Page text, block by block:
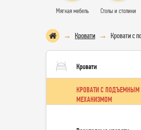
Мягкая мебель Столы и столики
Кровати Кровати с
Кровати
КРОВАТИ С ПОДЪЕМНЫМ
МЕХАНИЗМОМ